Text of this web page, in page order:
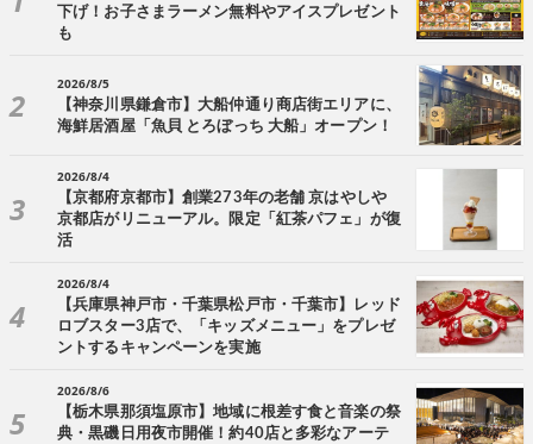
下げ！お子さまラーメン無料やアイスプレゼント
も
2026/8/5
【神奈川県鎌倉市】大船仲通り商店街エリアに、
海鮮居酒屋「魚貝 とろぼっち 大船」オープン！
2026/8/4
【京都府京都市】創業273年の老舗 京はやしや
京都店がリニューアル。限定「紅茶パフェ」が復
活
2026/8/4
【兵庫県神戸市・千葉県松戸市・千葉市】レッド
ロブスター3店で、「キッズメニュー」をプレゼ
ントするキャンペーンを実施
2026/8/6
【栃木県那須塩原市】地域に根差す食と音楽の祭
典・黒磯日用夜市開催！約40店と多彩なアーテ